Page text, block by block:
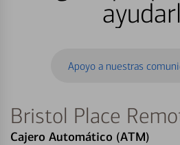
Apoyo a nuestras
Bristol Place
Cajero Automático (ATM)